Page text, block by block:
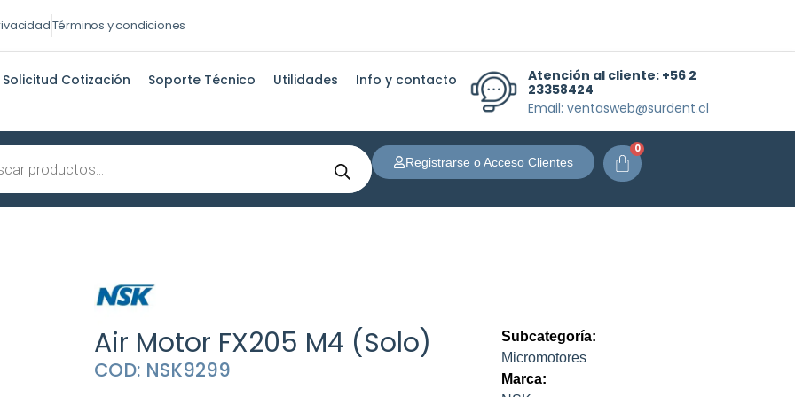
Términos y condiciones
Solicitud Cotización Soporte Técnico Utilidades Info y contacto Atención al cliente: +56 2
23358424
Email: ventasweb@surdent.cl
Registrarse o Acceso Clientes
0
Carrito
Air Motor FX205 M4 (Solo)
COD: NSK9299
Subcategoría:
Micromotores
Marca: